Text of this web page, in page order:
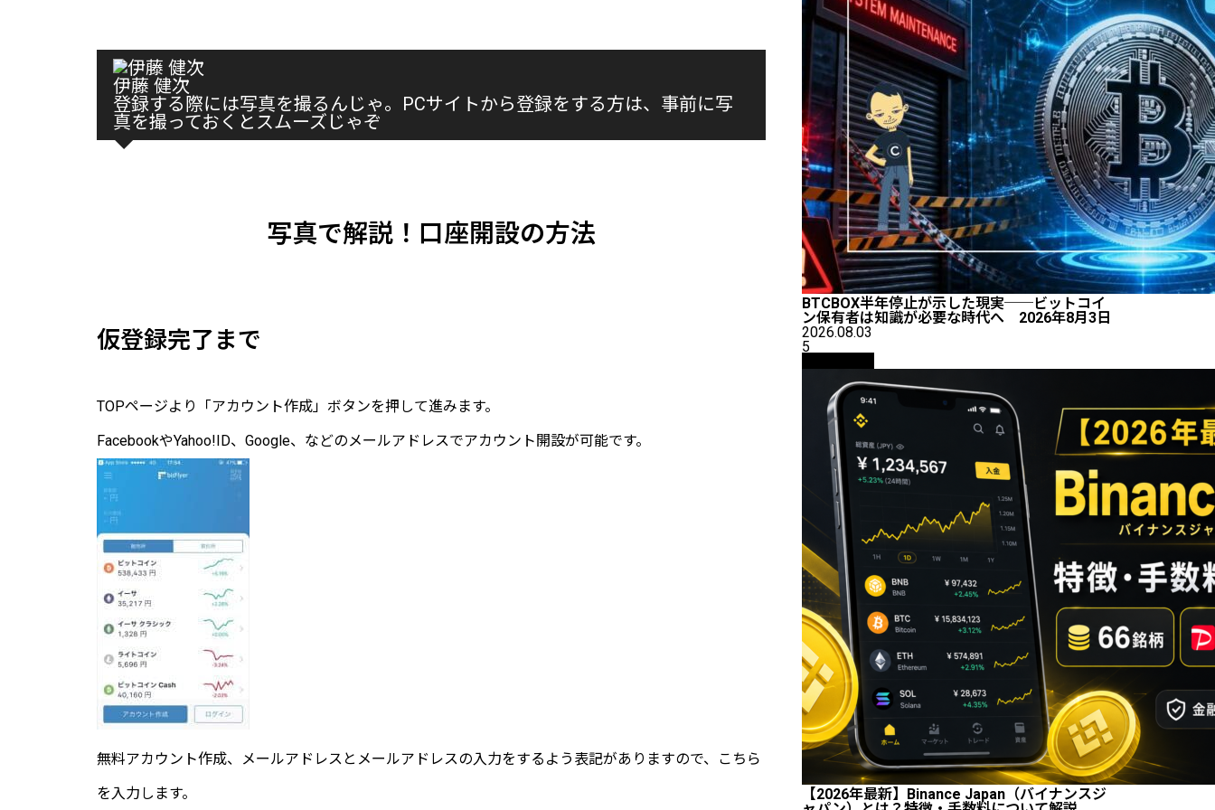
伊藤 健次
登録する際には写真を撮るんじゃ。PCサイトから登録をする方は、事前に写
真を撮っておくとスムーズじゃぞ
写真で解説！口座開設の方法
仮登録完了まで
TOPページより「アカウント作成」ボタンを押して進みます。
FacebookやYahoo!ID、Google、などのメールアドレスでアカウント開設が可能です。
無料アカウント作成、メールアドレスとメールアドレスの入力をするよう表記がありますので、こちら
を入力します。
BTCBOX半年停止が示した現実──ビットコイ
ン保有者は知識が必要な時代へ 2026年8月3日
2026.08.03
5
【2026年最新】Binance Japan（バイナンスジ